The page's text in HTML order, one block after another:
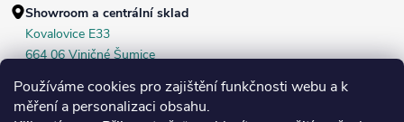
Používáme cookies pro zajištění funkčnosti webu a k
měření a personalizaci obsahu.
Showroom a centrální sklad
Kovalovice E33
664 06 Viničné Šumice
+420 604 536 499